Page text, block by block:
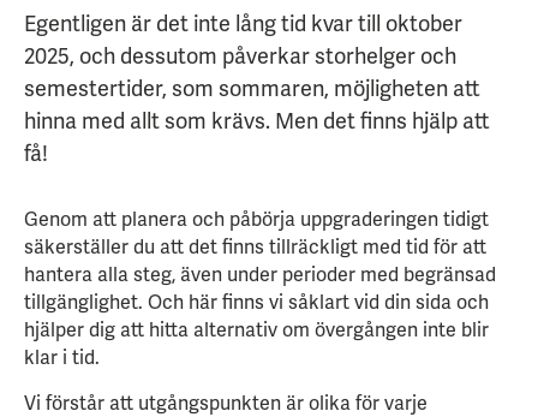
Egentligen är det inte lång tid kvar till oktober
2025, och dessutom påverkar storhelger och
semestertider, som sommaren, möjligheten att
hinna med allt som krävs. Men det finns hjälp att
få!
Genom att planera och påbörja uppgraderingen tidigt
säkerställer du att det finns tillräckligt med tid för att
hantera alla steg, även under perioder med begränsad
tillgänglighet. Och här finns vi såklart vid din sida och
hjälper dig att hitta alternativ om övergången inte blir
klar i tid.
Vi förstår att utgångspunkten är olika för varje